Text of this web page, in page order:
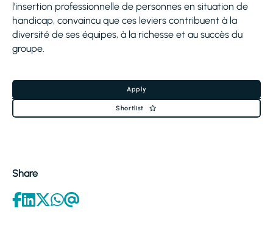
l’insertion professionnelle de personnes en situation de
handicap, convaincu que ces leviers contribuent à la
diversité de ses équipes, à la richesse et au succès du
groupe.
Apply
Shortlist
Share